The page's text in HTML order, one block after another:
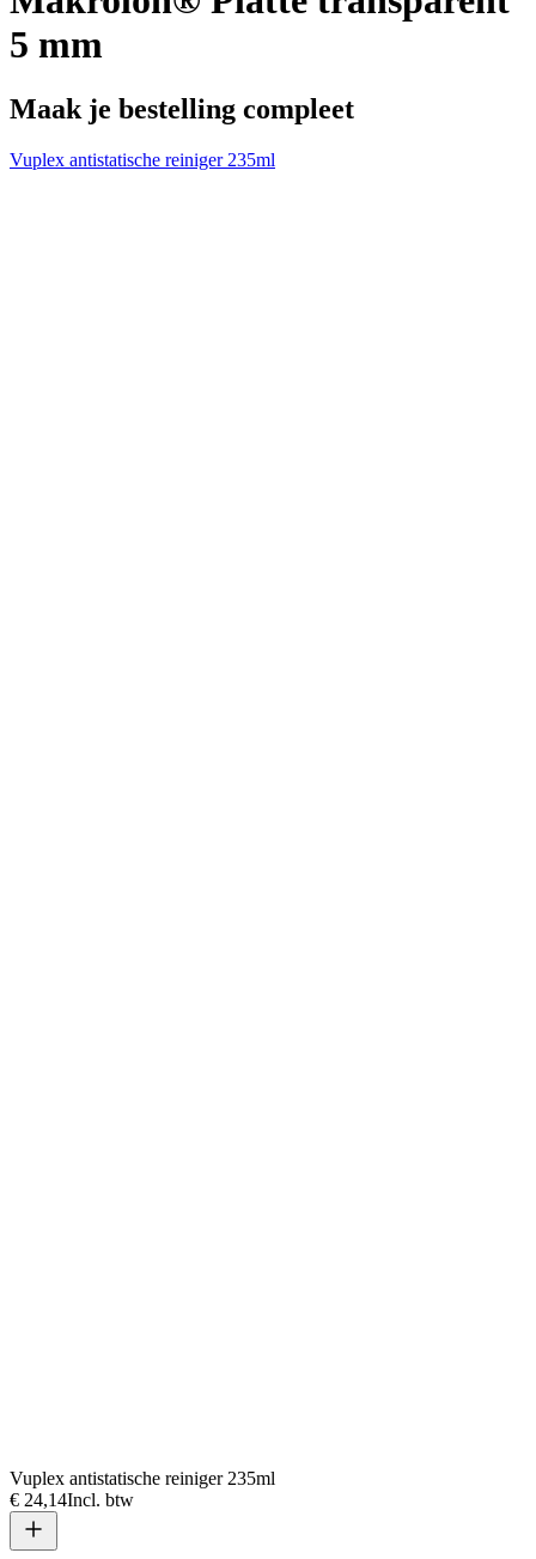
5 mm
Maak je bestelling compleet
Vuplex antistatische reiniger 235ml
Vuplex antistatische reiniger 235ml
€ 24,14Incl. btw